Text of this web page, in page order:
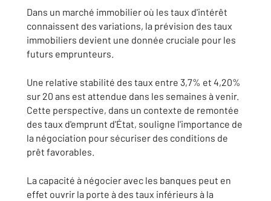
Dans un marché immobilier où les taux d'intérêt
connaissent des variations, la prévision des taux
immobiliers devient une donnée cruciale pour les
futurs emprunteurs.
Une relative stabilité des taux entre 3,7% et 4,20%
sur 20 ans est attendue dans les semaines à venir.
Cette perspective, dans un contexte de remontée
des taux d'emprunt d'État, souligne l'importance de
la négociation pour sécuriser des conditions de
prêt favorables.
La capacité à négocier avec les banques peut en
effet ouvrir la porte à des taux inférieurs à la